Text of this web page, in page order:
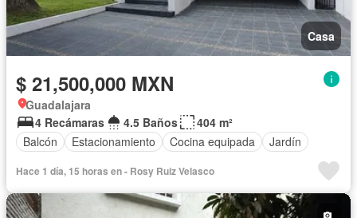
Casa
$ 21,500,000 MXN
Guadalajara
4 Recámaras
4.5 Baños
404 m²
Balcón
Estacionamiento Cocina equipada Jardín
Hace 1 día, 15 horas en - Rosy Ruiz Velasco